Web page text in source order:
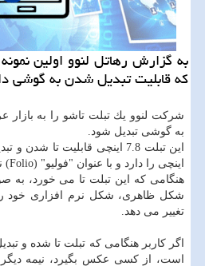
به گزارش رهاتل لنوو اولین
كه قابلیت تبدیل شدن به گوشی
شركت لنوو یك تبلت تاشو را به بازار
به گوشی تبدیل شود.
اینچی را دارد و با عنوان "فولیو" (Folio) نامگذاری شده است.
هنگامی كه این تبلت تا می خورد، به
شكل ظاهری، شكل نرم افزاری خود را
تغییر می دهد.
اگر كاربر هنگامی كه تبلت تا شده و
است، از كسی عكس بگیرد، نیمه